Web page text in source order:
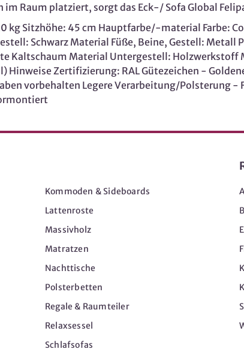
Raum platziert, sorgt das Eck-/ Sofa Global
kg Sitzhöhe: 45 cm Hauptfarbe/-material Farbe:
Schwarz Material Füße, Beine, Gestell:
Kaltschaum Material Untergestell: Holzwerkstoff
Zertifizierung: RAL Gütezeichen -
vorbehalten Legere Verarbeitung/Polsterung
Kommoden & Sideboards
Lattenroste
Massivholz
Matratzen
Nachttische
Polsterbetten
Regale & Raumteiler
Relaxsessel
Schlafsofas